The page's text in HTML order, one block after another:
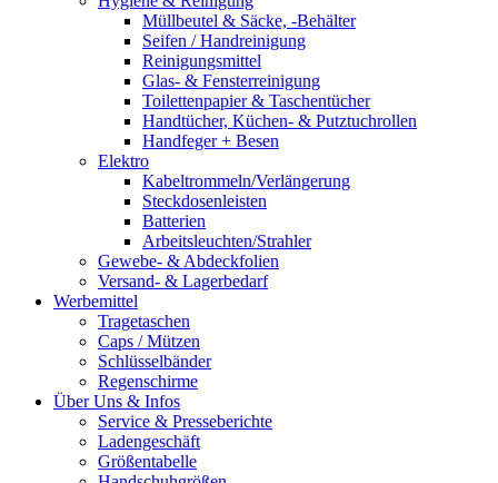
Müllbeutel & Säcke, -Behälter
Seifen / Handreinigung
Reinigungsmittel
Glas- & Fensterreinigung
Toilettenpapier & Taschentücher
Handtücher, Küchen- & Putztuchrollen
Handfeger + Besen
Elektro
Kabeltrommeln/Verlängerung
Steckdosenleisten
Batterien
Arbeitsleuchten/Strahler
Gewebe- & Abdeckfolien
Versand- & Lagerbedarf
Werbemittel
Tragetaschen
Caps / Mützen
Schlüsselbänder
Regenschirme
Über Uns & Infos
Service & Presseberichte
Ladengeschäft
Größentabelle